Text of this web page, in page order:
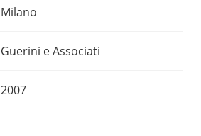
Milano
Guerini e Associati
2007